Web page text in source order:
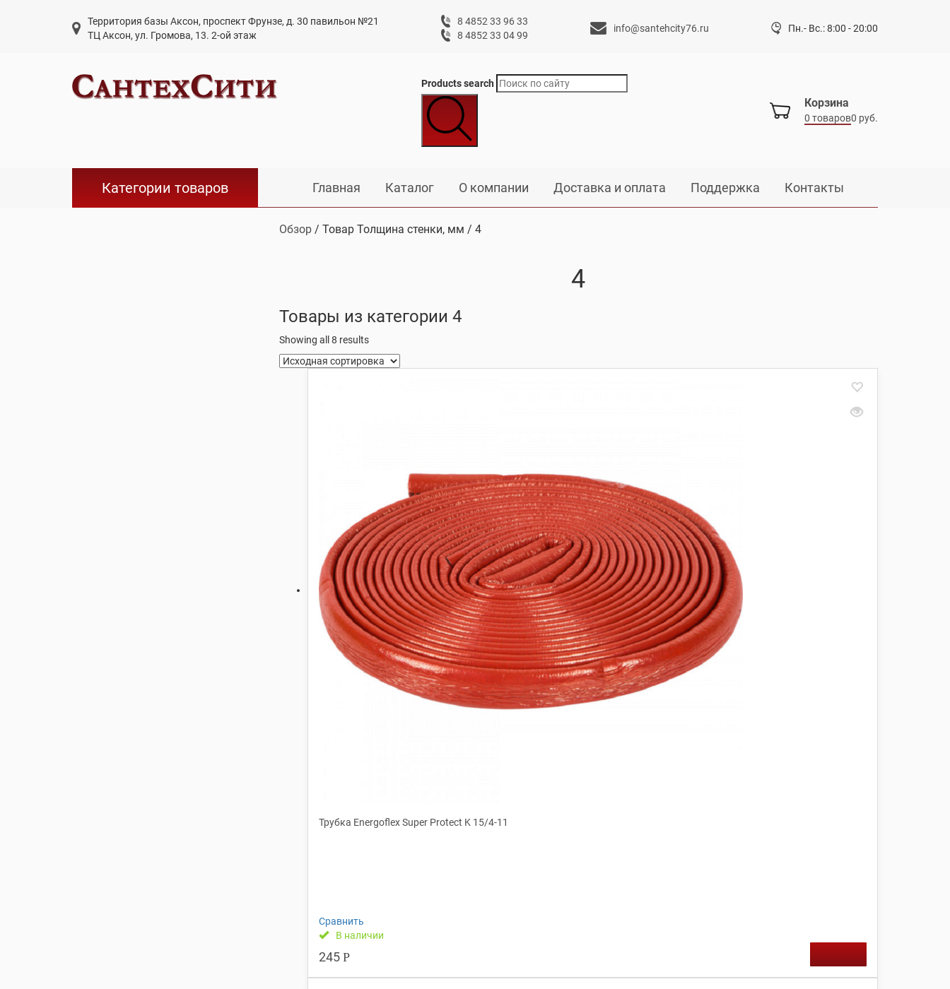
Территория базы Аксон, проспект Фрунзе, д. 30 павильон №21
ТЦ Аксон, ул. Громова, 13. 2-ой этаж
8 4852 33 96 33
8 4852 33 04 99
info@santehcity76.ru Пн.- Вс.: 8:00 - 20:00
Products search
Корзина
0 товаров0 руб.
Главная Каталог О компании Доставка и оплата Поддержка Контакты
Категории товаров
Обзор/ Товар Толщина стенки, мм / 4
4
Товары из категории 4
Showing all 8 results
Трубка Energoflex Super Protect K 15/4-11
Сравнить
В наличии
245 Р